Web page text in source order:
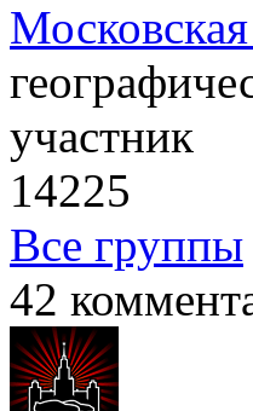
участник
14225
Все группы
42